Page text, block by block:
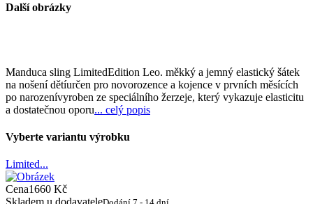
Další obrázky
Manduca sling LimitedEdition Leo. měkký a jemný elastický šátek
na nošení dětíurčen pro novorozence a kojence v prvních měsících
po narozenívyroben ze speciálního žerzeje, který vykazuje elasticitu
a dostatečnou oporu... celý popis
Vyberte variantu výrobku
Limited...
Cena1660 Kč